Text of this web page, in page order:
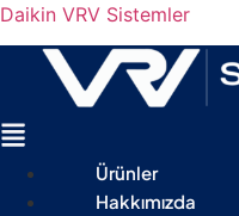
Daikin VRV Sistemler
Menu
Ürünler
Hakkımızda